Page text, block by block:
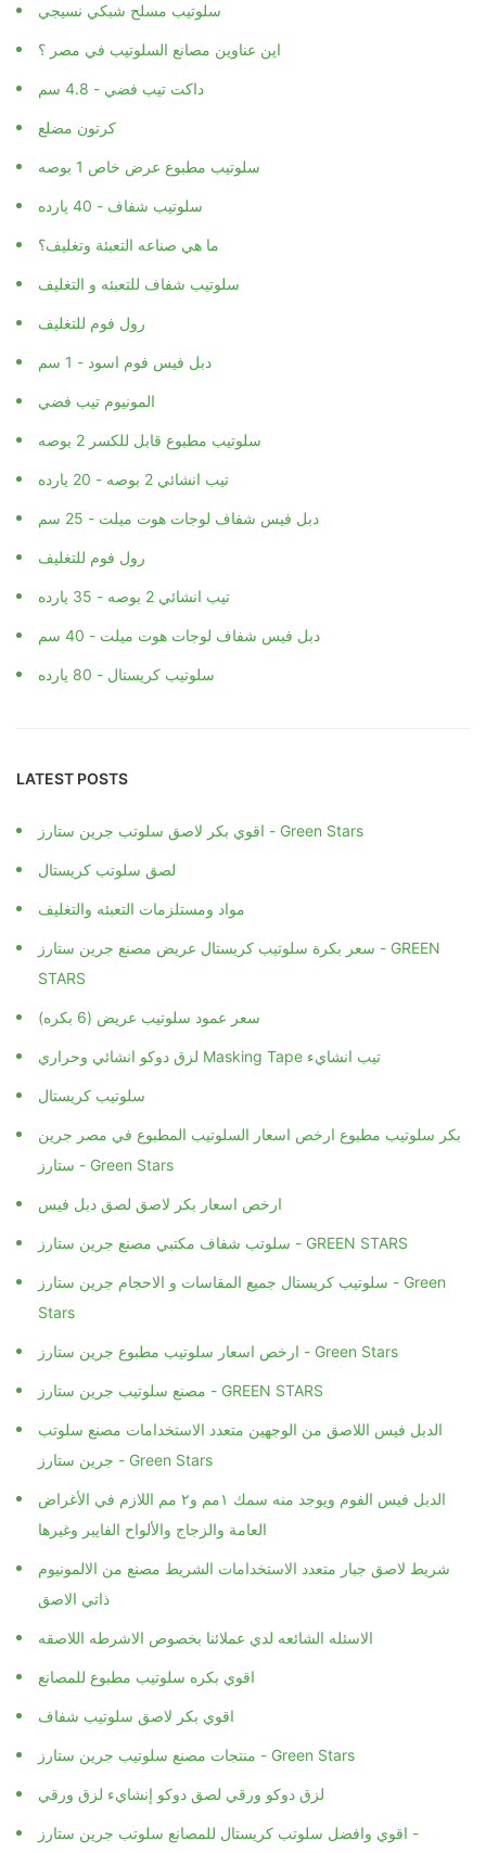
سلوتيب مسلح شبكي نسيجي
اين عناوين مصانع السلوتيب في مصر ؟
داكت تيب فضي - 4.8 سم
كرتون مضلع
سلوتيب مطبوع عرض خاص 1 بوصه
سلوتيب شفاف - 40 يارده
ما هي صناعه التعبئة وتغليف؟
سلوتيب شفاف للتعبئه و التغليف
رول فوم للتغليف
دبل فيس فوم اسود - 1 سم
المونيوم تيب فضي
سلوتيب مطبوع قابل للكسر 2 بوصه
تيب انشائي 2 بوصه - 20 يارده
دبل فيس شفاف لوجات هوت ميلت - 25 سم
رول فوم للتغليف
تيب انشائي 2 بوصه - 35 يارده
دبل فيس شفاف لوجات هوت ميلت - 40 سم
سلوتيب كريستال - 80 يارده
LATEST POSTS
اقوي بكر لاصق سلوتب جرين ستارز - Green Stars
لصق سلوتب كريستال
مواد ومستلزمات التعبئه والتغليف
سعر بكرة سلوتيب كريستال عريض مصنع جرين ستارز - GREEN
STARS
سعر عمود سلوتيب عريض (6 بكره)
لزق دوكو انشائي وحراري Masking Tape تيب انشايء
سلوتيب كريستال
بكر سلوتيب مطبوع ارخص اسعار السلوتيب المطبوع في مصر جرين
ستارز - Green Stars
ارخص اسعار بكر لاصق لصق دبل فيس
سلوتب شفاف مكتبي مصنع جرين ستارز - GREEN STARS
سلوتيب كريستال جميع المقاسات و الاحجام جرين ستارز - Green
Stars
ارخص اسعار سلوتيب مطبوع جرين ستارز - Green Stars
مصنع سلوتيب جرين ستارز - GREEN STARS
الدبل فيس اللاصق من الوجهين متعدد الاستخدامات مصنع سلوتب
جرين ستارز - Green Stars
الدبل فيس الفوم ويوجد منه سمك ١مم و٢ مم اللازم في الأغراض
العامة والزجاج والألواح الفايبر وغيرها
شريط لاصق جبار متعدد الاستخدامات الشريط مصنع من الالمونيوم
ذاتي الاصق
الاسئله الشائعه لدي عملائنا بخصوص الاشرطه اللاصقه
اقوي بكره سلوتيب مطبوع للمصانع
اقوي بكر لاصق سلوتيب شفاف
منتجات مصنع سلوتيب جرين ستارز - Green Stars
لزق دوكو ورقي لصق دوكو إنشايء لزق ورقي
اقوي وافضل سلوتب كريستال للمصانع سلوتب جرين ستارز -